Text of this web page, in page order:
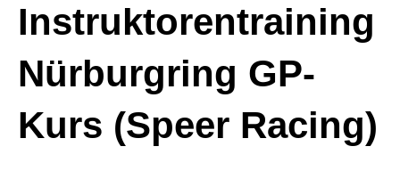
Instruktorentraining
Nürburgring GP-
Kurs (Speer Racing)